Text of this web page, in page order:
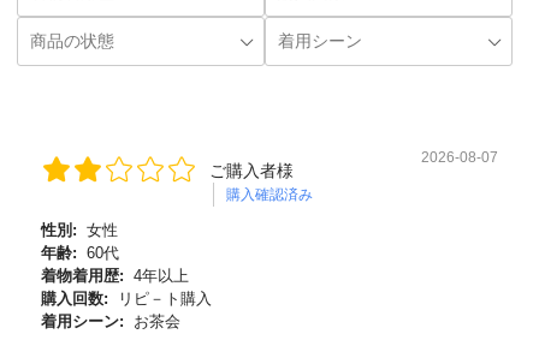
ご購入者様
購入確認済み
2026-08-07
性別: 女性
年齢: 60代
着物着用歴: 4年以上
購入回数:
リピ－ト購入
着用シーン:
お茶会